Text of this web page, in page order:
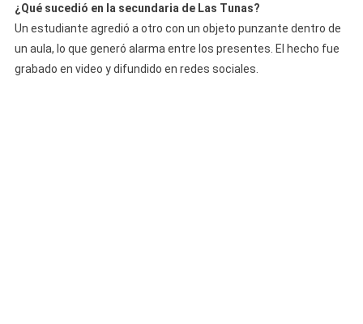
¿Qué sucedió en la secundaria de Las Tunas?
Un estudiante agredió a otro con un objeto punzante dentro de
un aula, lo que generó alarma entre los presentes. El hecho fue
grabado en video y difundido en redes sociales.